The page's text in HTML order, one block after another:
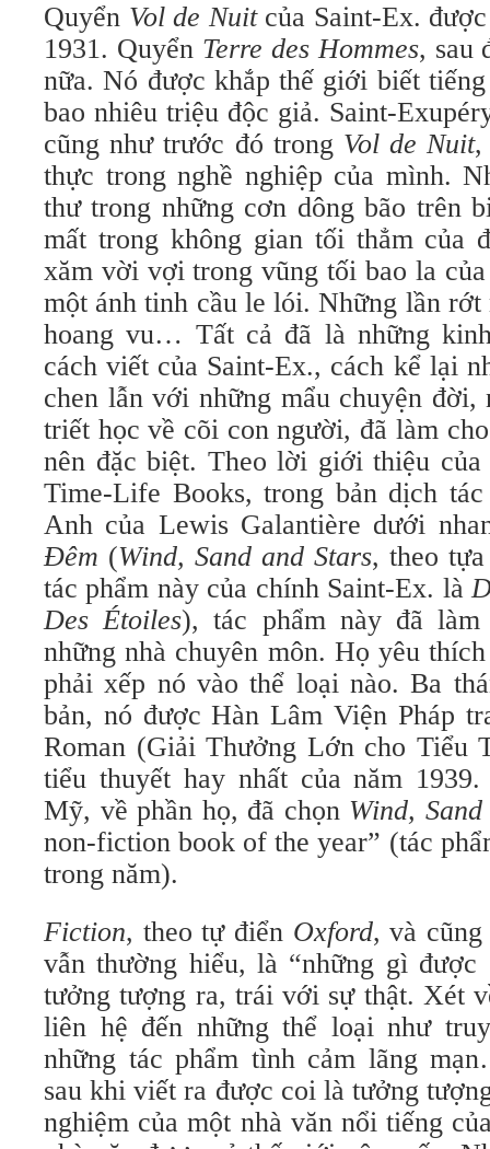
Quyển Vol de Nuitcủa Saint-Ex.
1931. Quyển Terre des Hommes, sau
nữa. Nó được khắp thế giới biết
bao nhiêu triệu độc giả. Saint-
cũng như trước đó trong Vol de Nuit,
thực trong nghề nghiệp của mình.
thư trong những cơn dông bão trên
mất trong không gian tối thẳm của
xăm vời vợi trong vũng tối bao la
một ánh tinh cầu le lói. Những lần rớt
hoang vu… Tất cả đã là những
cách viết của Saint-Ex., cách kể lại
chen lẫn với những mẩu chuyện
triết học về cõi con người, đã làm
nên đặc biệt. Theo lời giới thiệu
Time-Life Books, trong bản dịch
Anh của Lewis Galantière dưới
Đêm (Wind, Sand and Stars, theo
tác phẩm này của chính Saint-Ex. là
Des Étoiles), tác phẩm này đã
những nhà chuyên môn. Họ yêu
phải xếp nó vào thể loại nào. Ba
bản, nó được Hàn Lâm Viện Pháp
Roman (Giải Thưởng Lớn cho Tiểu
tiểu thuyết hay nhất của năm
Mỹ, về phần họ, đã chọn Wind,
non-fiction book of the year” (tác
trong năm).
Fiction, theo tự điển Oxford, và cũng
vẫn thường hiểu, là “những gì được
tưởng tượng ra, trái với sự thật. Xét
liên hệ đến những thể loại như
những tác phẩm tình cảm lãng
sau khi viết ra được coi là tưởng
nghiệm của một nhà văn nổi tiếng